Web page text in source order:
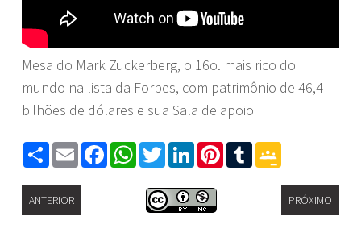
Mesa do Mark Zuckerberg, o 16o. mais rico do
mundo na lista da Forbes, com patrimônio de 46,4
bilhões de dólares e sua Sala de apoio
ShareEmailFacebookWhatsApp
TwitterLinkedInPinterest
Tumblr
ANTERIOR PRÓXIMO